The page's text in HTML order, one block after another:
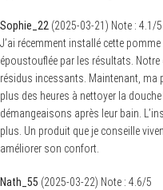
Sophie_22 (2025-03-21) Note : 4.1 /5
J’ai récemment installé cette
époustouflée par les résultats.
résidus incessants. Maintenant, ma
plus des heures à nettoyer la
démangeaisons après leur bain.
plus. Un produit que je conseille
améliorer son confort.
Nath_55 (2025-03-22) Note : 4.6/5